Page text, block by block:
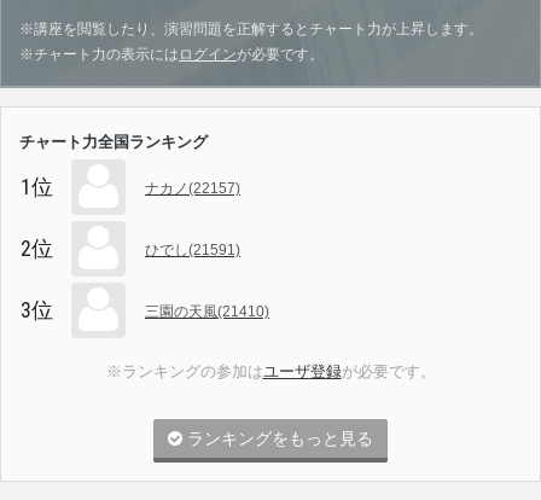
※講座を閲覧したり、演習問題を正解するとチャート力が上昇します。
※チャート力の表示には ログインが必要です。
チャート力全国ランキング
1位 ナカノ(22157)
2位 ひでし(21591)
3位 三園の天風(21410)
※ランキングの参加はユーザ登録が必要です。
ランキングをもっと見る